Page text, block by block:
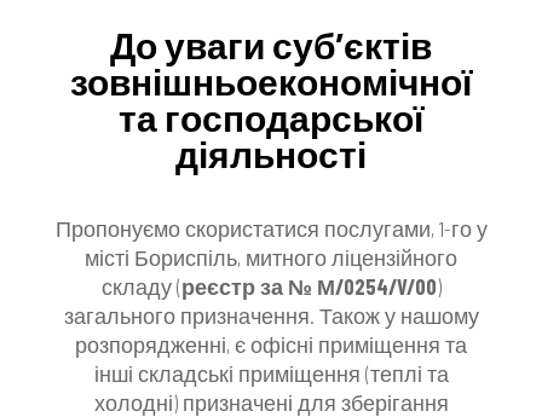
До уваги суб’єктів
зовнішньоекономічної
та господарської
діяльності
Пропонуємо скористатися послугами, 1-го у
місті Бориспіль, митного ліцензійного
складу (реєстр за № М/0254/V/00)
загального призначення. Також у нашому
розпорядженні, є офісні приміщення та
інші складські приміщення (теплі та
холодні) призначені для зберігання